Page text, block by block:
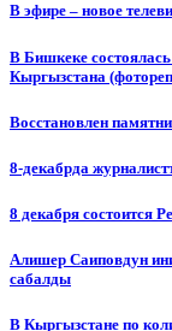
В эфире – новое
В Бишкеке
Кыргызстана
Восстановлен
8-декабрда
8 декабря состоится
Алишер Саиповдун
сабалды
В Кыргызстане по